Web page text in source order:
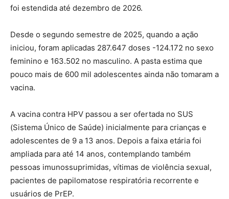
foi estendida até dezembro de 2026.
Desde o segundo semestre de 2025, quando a ação
iniciou, foram aplicadas 287.647 doses -124.172 no sexo
feminino e 163.502 no masculino. A pasta estima que
pouco mais de 600 mil adolescentes ainda não tomaram a
vacina.
A vacina contra HPV passou a ser ofertada no SUS
(Sistema Único de Saúde) inicialmente para crianças e
adolescentes de 9 a 13 anos. Depois a faixa etária foi
ampliada para até 14 anos, contemplando também
pessoas imunossuprimidas, vítimas de violência sexual,
pacientes de papilomatose respiratória recorrente e
usuários de PrEP.